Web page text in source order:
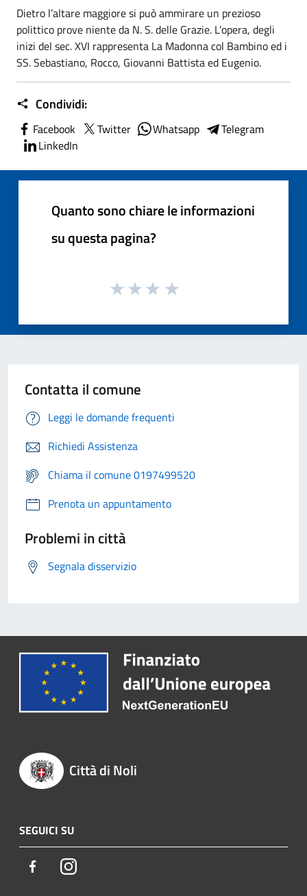
Dietro l’altare maggiore si può ammirare un prezioso
polittico prove niente da N. S. delle Grazie. L’opera, degli
inizi del sec. XVI rappresenta La Madonna col Bambino ed i
SS. Sebastiano, Rocco, Giovanni Battista ed Eugenio.
Condividi:
Facebook Twitter Whatsapp
Telegram
LinkedIn
Quanto sono chiare le informazioni
su questa pagina?
Contatta il comune
Leggi le domande frequenti
Richiedi Assistenza
Chiama il comune 0197499520
Prenota un appuntamento
Problemi in città
Segnala disservizio
Città di Noli
SEGUICI SU
FacebookInstagram